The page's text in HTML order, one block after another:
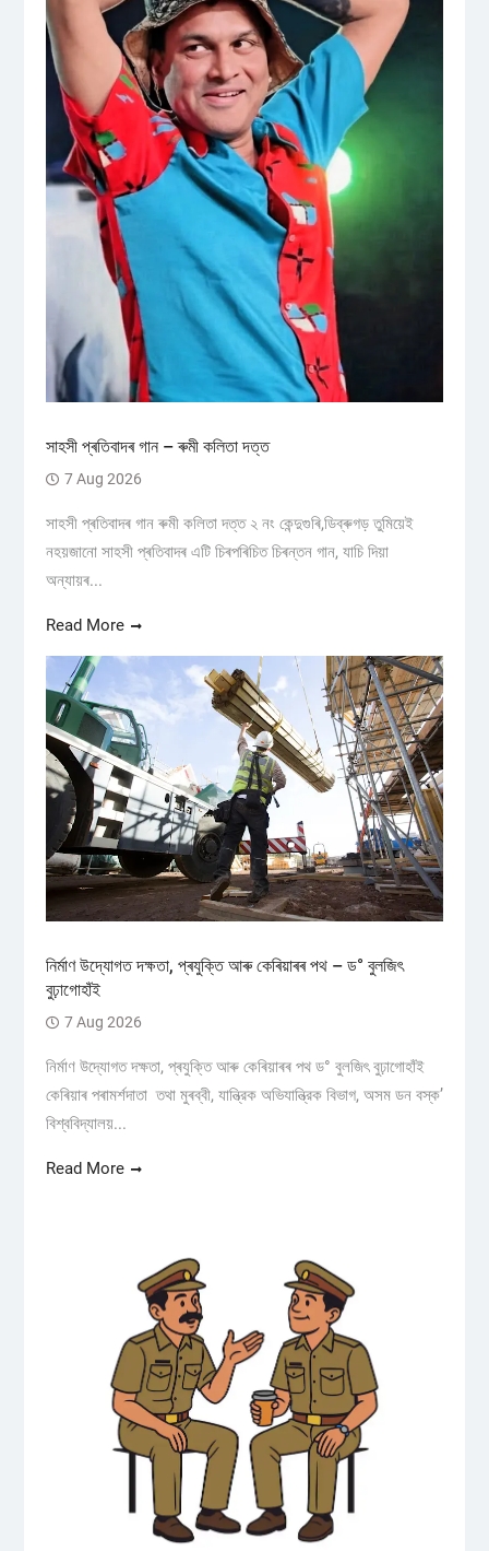
সাহসী প্ৰতিবাদৰ গান – ৰুমী কলিতা দত্ত
7 Aug 2026
সাহসী প্ৰতিবাদৰ গান ৰুমী কলিতা দত্ত ২ নং কেন্দুগুৰি,ডিব্ৰুগড় তুমিয়েই
নহয়জানো সাহসী প্ৰতিবাদৰ এটি চিৰপৰিচিত চিৰন্তন গান, যাচি দিয়া
অন্যায়ৰ...
Read More
নিৰ্মাণ উদ্যোগত দক্ষতা, প্ৰযুক্তি আৰু কেৰিয়াৰৰ পথ – ড° বুলজিৎ
বুঢ়াগোহাঁই
7 Aug 2026
নিৰ্মাণ উদ্যোগত দক্ষতা, প্ৰযুক্তি আৰু কেৰিয়াৰৰ পথ ড° বুলজিৎ বুঢ়াগোহাঁই
কেৰিয়াৰ পৰামৰ্শদাতা তথা মুৰব্বী, যান্ত্রিক অভিযান্ত্রিক বিভাগ, অসম ডন বস্ক’
বিশ্ববিদ্যালয়...
Read More